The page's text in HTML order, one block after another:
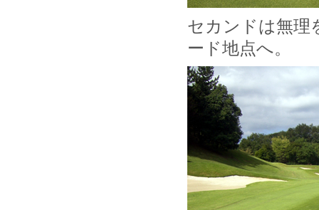
セカンドは無理
ード地点へ。